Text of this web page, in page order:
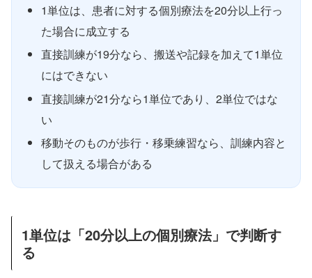
1単位は、患者に対する個別療法を20分以上行っ
た場合に成立する
直接訓練が19分なら、搬送や記録を加えて1単位
にはできない
直接訓練が21分なら1単位であり、2単位ではな
い
移動そのものが歩行・移乗練習なら、訓練内容と
して扱える場合がある
1単位は「20分以上の個別療法」で判断す
る